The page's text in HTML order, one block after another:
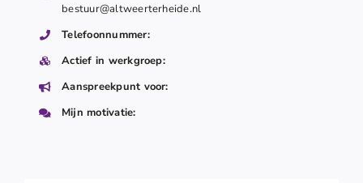
bestuur@altweerterheide.nl
Telefoonnummer:
Actief in werkgroep:
Aanspreekpunt voor:
Mijn motivatie: